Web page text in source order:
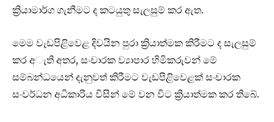
ක්‍රියාමාර්ග ගැනීමට ද කටයුතු සැලසුම් කර ඇත.
මෙම වැඩපිළි‍වෙළ දිවයින පුරා ක්‍රියාත්මක කිරීමට ද සැලසුම්
කර අැති අතර, සංචාරක ව්‍යාපාර හිමිකරුවන් මේ
සම්බන්ධයෙන් දැනුවත් කිරීමට වැඩපිළිවෙළක් සංචාරක
සංවර්ධන අධිකාරිය විසින් මේ වන විට ක්‍රියාත්මක කර තිබේ.